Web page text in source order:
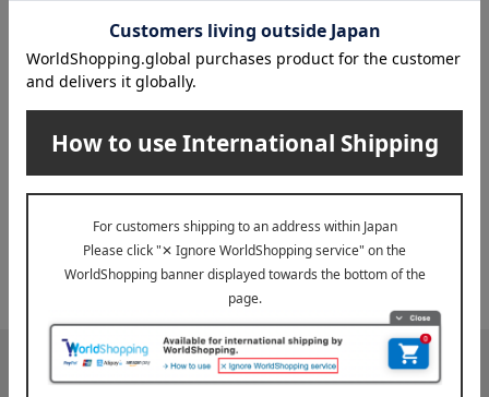
INFORMATION
2026年07月29日
ご案内 お届け遅延のお知らせ
2025年10月03日
『お届け先のご住所』ご確認のお願い